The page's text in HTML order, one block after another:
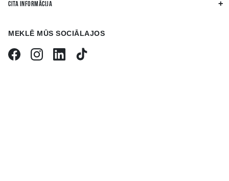
CITA INFORMĀCIJA
MEKLĒ MŪS SOCIĀLAJOS